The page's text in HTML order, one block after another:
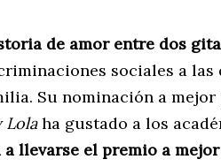
de amor entre dos
sociales a las
Su nominación a
Lolaha gustado a los
llevarse el premio a